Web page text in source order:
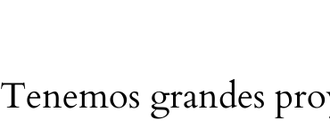
Tenemos grandes